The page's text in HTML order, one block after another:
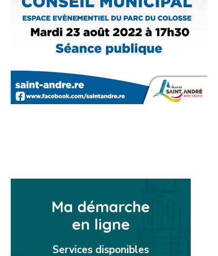
Ma démarche
en ligne
Services disponibles